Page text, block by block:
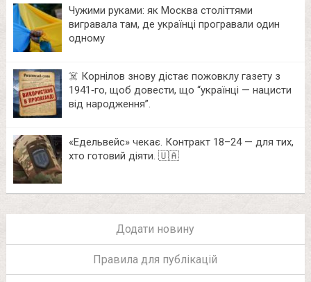
Чужими руками: як Москва століттями
вигравала там, де українці програвали один
одному
☠️ Корнілов знову дістає пожовклу газету з
1941‑го, щоб довести, що “українці — нацисти
від народження”.
«Едельвейс» чекає. Контракт 18–24 — для тих,
хто готовий діяти. 🇺🇦
Додати новину
Правила для публікацій